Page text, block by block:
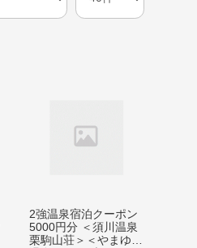
2強温泉宿泊クーポン
5000円分 ＜須川温泉
栗駒山荘＞＜やまゆり